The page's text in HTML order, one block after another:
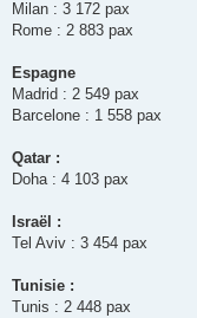
Milan : 3 172 pax
Rome : 2 883 pax
Espagne
Madrid : 2 549 pax
Barcelone : 1 558 pax
Qatar :
Doha : 4 103 pax
Israël :
Tel Aviv : 3 454 pax
Tunisie :
Tunis : 2 448 pax